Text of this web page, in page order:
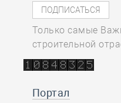
Только самые
строительной
Портал